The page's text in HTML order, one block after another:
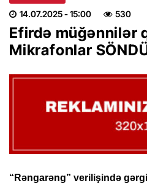
14.07.2025- 15:00 530
Efirdə müğənnilər
Mikrafonlar
“Rəngarəng” verilişində